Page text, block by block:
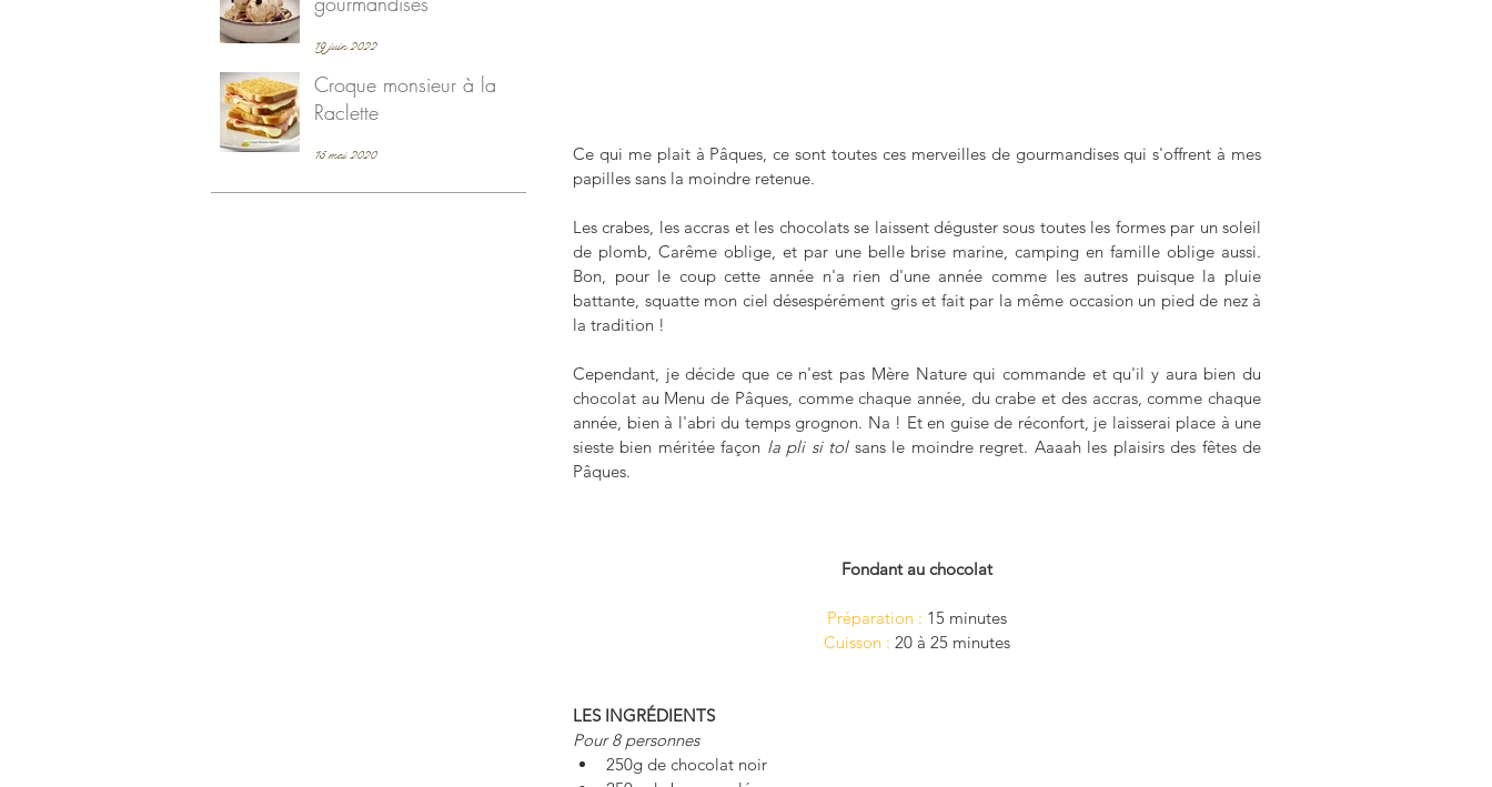
19 juin 2022
Croque monsieur à la
Raclette
15 mai 2020
Ce qui me plait à Pâques, ce sont toutes ces merveilles de gourmandises qui s'offrent à mes
papilles sans la moindre retenue.
Les crabes, les accras et les chocolats se laissent déguster sous toutes les formes par un soleil
de plomb, Carême oblige, et par une belle brise marine, camping en famille oblige aussi.
Bon, pour le coup cette année n'a rien d'une année comme les autres puisque la pluie
battante, squatte mon ciel désespérément gris et fait par la même occasion un pied de nez à
la tradition !
Cependant, je décide que ce n'est pas Mère Nature qui commande et qu'il y aura bien du
chocolat au Menu de Pâques, comme chaque année, du crabe et des accras, comme chaque
année, bien à l'abri du temps grognon. Na ! Et en guise de réconfort, je laisserai place à une
sieste bien méritée façon la pli si tol sans le moindre regret. Aaaah les plaisirs des fêtes de
Pâques.
Fondant au chocolat
Préparation : 15 minutes
Cuisson : 20 à 25 minutes
LES INGRÉDIENTS
Pour 8 personnes
250g de chocolat noir